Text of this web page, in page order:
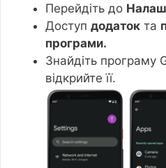
Перейдіть до
Доступ додаток та
програми.
Знайдіть програму
відкрийте її.